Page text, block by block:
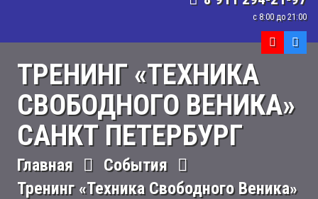
с 8:00 до 21:00
ТРЕНИНГ «ТЕХНИКА
СВОБОДНОГО ВЕНИКА»
САНКТ ПЕТЕРБУРГ
Главная
События
Тренинг «Техника Свободного Веника»